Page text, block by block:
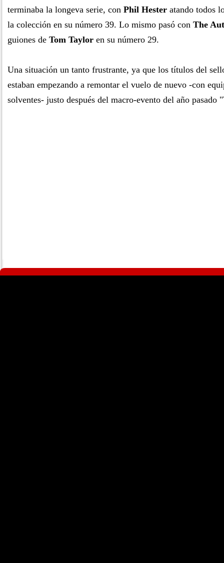
terminaba la longeva serie, con Phil Hester atando todos
la colección en su número 39. Lo mismo pasó con The
guiones de Tom Taylor en su número 29.
Una situación un tanto frustrante, ya que los títulos del
estaban empezando a remontar el vuelo de nuevo -con
solventes- justo después del macro-evento del año pasado